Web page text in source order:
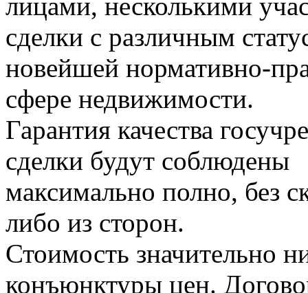
сделки с различным
новейшей нормативно-
сфере недвижимости.
Гарантия качества
сделки будут соблюдены
максимально полно, без
либо из сторон.
Стоимость значительно
конъюнктуры цен.